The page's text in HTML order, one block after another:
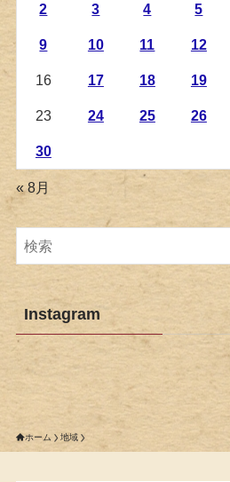
2 3 4 5
9 10 11 12
16 17 18 19
23 24 25 26
30
« 8月
Instagram
ホーム 地域